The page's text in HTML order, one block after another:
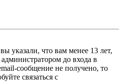
указали, что вам менее 13 лет,
до входа в
сообщение не получено, то
связаться с